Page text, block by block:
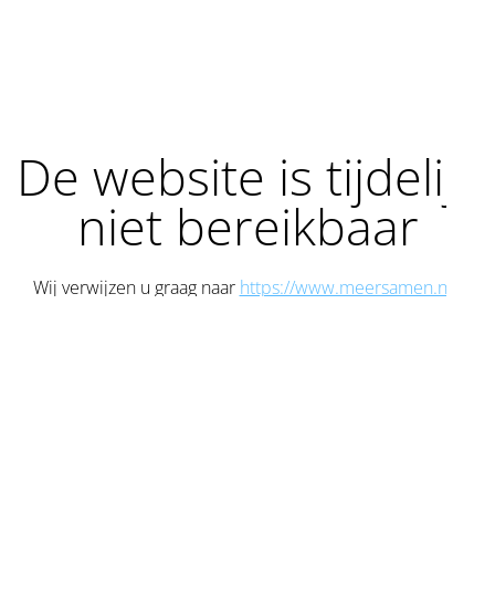
De website is tijdelijk
niet bereikbaar
Wij verwijzen u graag naar https://www.meersamen.nu/